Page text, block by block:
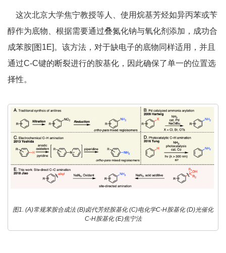
这次北京大学焦宁教授等人、使用烷基芳烃如异丙苯或苄
醇作为底物、根据需要通过叠氮化钠与氧化剂添加，成功合
成苯胺[图 1E] 。该方法，对于缺电子的底物同样适用，并且
通过C-C键的断裂进行的胺基化，因此确保了单一的位置选
择性。
图1. (A)常规苯胺合成法 (B)卤代芳烃胺基化 (C)电化学C-H胺基化 (D)光催化
C-H胺基化 (E)焦宁法